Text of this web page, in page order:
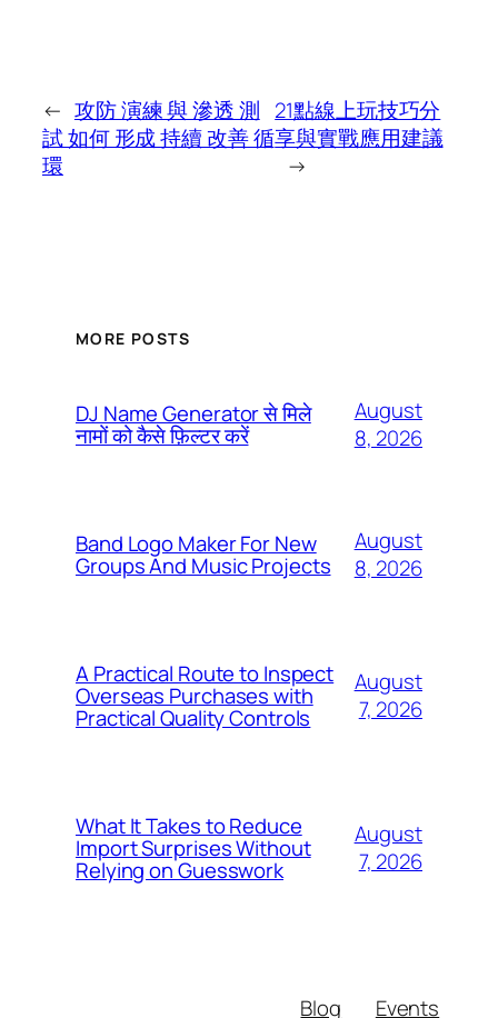
← 攻防 演練 與 滲透 測
試 如何 形成 持續 改善 循
環
21點線上玩技巧分
享與實戰應用建議
→
MORE POSTS
DJ Name Generator से मिले
नामों को कैसे फ़िल्टर करें
August
8, 2026
Band Logo Maker For New
Groups And Music Projects
August
8, 2026
A Practical Route to Inspect
Overseas Purchases with
Practical Quality Controls
August
7, 2026
What It Takes to Reduce
Import Surprises Without
Relying on Guesswork
August
7, 2026
Blog Events